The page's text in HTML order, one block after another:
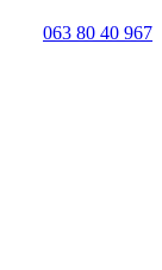
063 80 40 967